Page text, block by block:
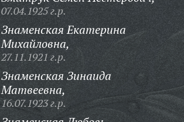
07.04.1925 г.р.
Знаменская Екатерина
Михайловна,
27.11.1921 г.р.
Знаменская Зинаида
Матвеевна,
16.07.1923 г.р.